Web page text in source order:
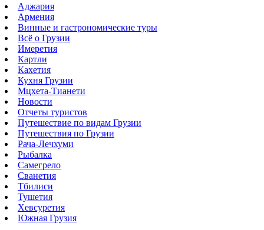
Аджария
Армения
Винные и гастрономические туры
Всё о Грузии
Имеретия
Картли
Кахетия
Кухня Грузии
Мцхета-Тианети
Новости
Отчеты туристов
Путешествие по видам Грузии
Путешествия по Грузии
Рача-Лечхуми
Рыбалка
Самегрело
Сванетия
Тбилиси
Тушетия
Хевсуретия
Южная Грузия